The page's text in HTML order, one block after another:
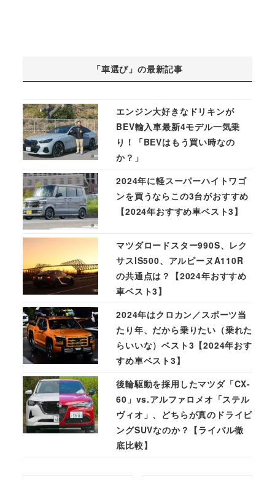
「車選び」の最新記事
エンジン大好きなドリキンが
BEV輸入車最新4モデル一気乗
り！「BEVはもう買い時なの
か？」
2024年に軽スーパーハイトワゴ
ンを買うならこの3台がおすすめ
【2024年おすすめ車ベスト3】
マツダロードスター990S、レク
サスIS500、アルピーヌA110R
の共通点は？【2024年おすすめ
車ベスト3】
2024年はクロカン／スポーツ当
たり年、だから乗りたい（乗れた
らいいな）ベスト3【2024年おす
すめ車ベスト3】
後輪駆動を採用したマツダ「CX-
60」vs.アルファロメオ「ステル
ヴィオ」、どちらが真のドライビ
ングSUVなのか？【ライバル徹
底比較】